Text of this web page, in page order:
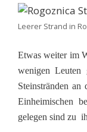
Leerer Strand in
Etwas weiter im
wenigen Leuten
Steinstränden
Einheimischen
gelegen sind zu